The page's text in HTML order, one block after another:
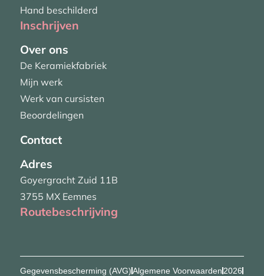
Hand beschilderd
Inschrijven
Over ons
De Keramiekfabriek
Mijn werk
Werk van cursisten
Beoordelingen
Contact
Adres
Goyergracht Zuid 11B
3755 MX Eemnes
Routebeschrijving
Gegevensbescherming (AVG)Algemene Voorwaarden 2026